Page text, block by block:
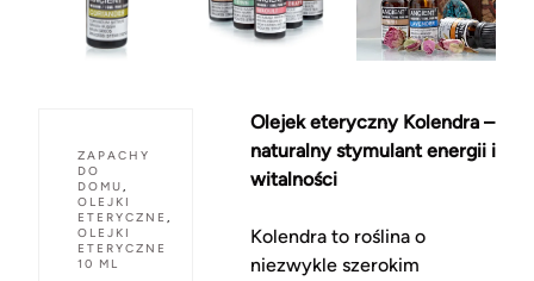
ZAPACHY
DO
DOMU,
OLEJKI
ETERYCZNE ,
OLEJKI
ETERYCZNE
10 ML
Olejek eteryczny Kolendra –
naturalny stymulant energii i
witalności
Kolendra to roślina o
niezwykle szerokim